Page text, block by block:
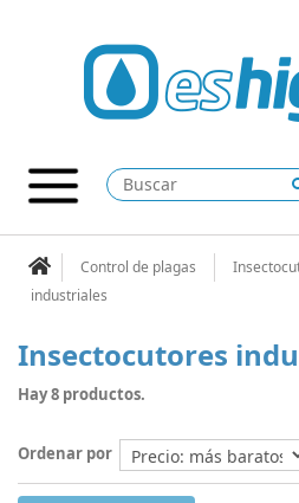
Control de plagas
industriales
Insectocutores
Hay 8 productos.
Ordenar por